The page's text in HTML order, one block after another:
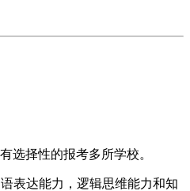
选择性的报考多所学校。
表达能力，逻辑思维能力和知